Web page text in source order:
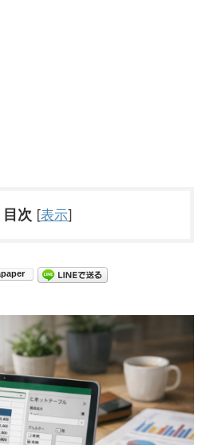
目次 [表示]